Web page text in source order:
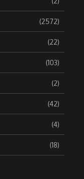
(2572)
(22)
(103)
(2)
(42)
(4)
(18)